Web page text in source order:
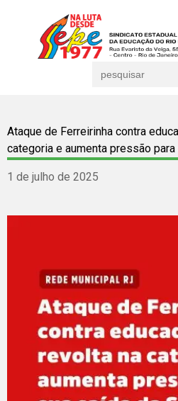
for:
Ataque de Ferreirinha contra
categoria e aumenta pressão
1 de julho de 2025